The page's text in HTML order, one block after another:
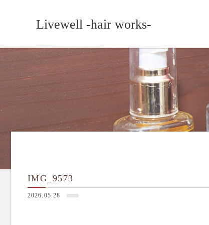
Livewell -hair works-
IMG_9573
2026.05.28